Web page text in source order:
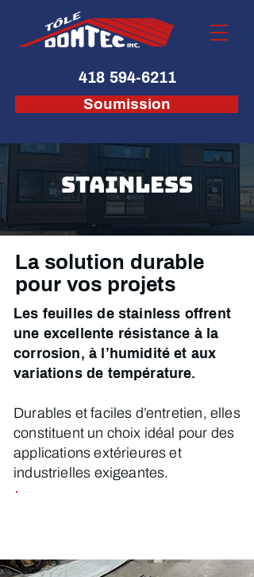
418 594-6211
Soumission
STAINLESS
La solution durable
pour vos projets
Les feuilles de stainless offrent
une excellente résistance à la
corrosion, à l’humidité et aux
variations de température.
Durables et faciles d’entretien, elles
constituent un choix idéal pour des
applications extérieures et
industrielles exigeantes.